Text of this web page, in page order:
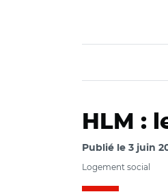
HLM :
Publié le 3 juin
Logement social